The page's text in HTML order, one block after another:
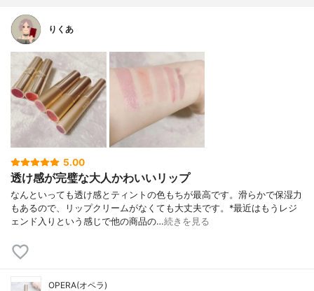
りくあ
5.00
透け感が完璧な大人かわいいリップ
なんといっても透け感とティントの色もちが最高です。滑らかで保湿力
もあるので、リップクリームがなくても大丈夫です。*最近はもうレジ
ェンド入りという感じで他の商品の…続きを見る
OPERA(オペラ)